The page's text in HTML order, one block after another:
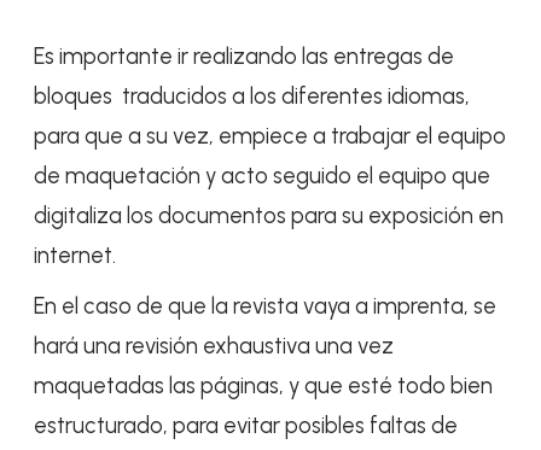
Es importante ir realizando las entregas de
bloques traducidos a los diferentes idiomas,
para que a su vez, empiece a trabajar el equipo
de maquetación y acto seguido el equipo que
digitaliza los documentos para su exposición en
internet.
En el caso de que la revista vaya a imprenta, se
hará una revisión exhaustiva una vez
maquetadas las páginas, y que esté todo bien
estructurado, para evitar posibles faltas de